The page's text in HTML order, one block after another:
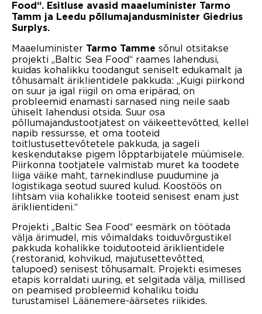
Food“. Esitluse avasid maaeluminister Tarmo
Tamm ja Leedu põllumajandusminister Giedrius
Surplys.
Maaeluminister Tarmo Tamme sõnul otsitakse
projekti „Baltic Sea Food“ raames lahendusi,
kuidas kohalikku toodangut seniselt edukamalt ja
tõhusamalt äriklientidele pakkuda: „Kuigi piirkond
on suur ja igal riigil on oma eripärad, on
probleemid enamasti sarnased ning neile saab
ühiselt lahendusi otsida. Suur osa
põllumajandustootjatest on väikeettevõtted, kellel
napib ressursse, et oma tooteid
toitlustusettevõtetele pakkuda, ja sageli
keskendutakse pigem lõpptarbijatele müümisele.
Piirkonna tootjatele valmistab muret ka toodete
liiga väike maht, tarnekindluse puudumine ja
logistikaga seotud suured kulud. Koostöös on
lihtsam viia kohalikke tooteid senisest enam just
äriklientideni.“
Projekti „Baltic Sea Food“ eesmärk on töötada
välja ärimudel, mis võimaldaks toiduvõrgustikel
pakkuda kohalikke toidutooteid äriklientidele
(restoranid, kohvikud, majutusettevõtted,
talupoed) senisest tõhusamalt. Projekti esimeses
etapis korraldati uuring, et selgitada välja, millised
on peamised probleemid kohaliku toidu
turustamisel Läänemere-äärsetes riikides.